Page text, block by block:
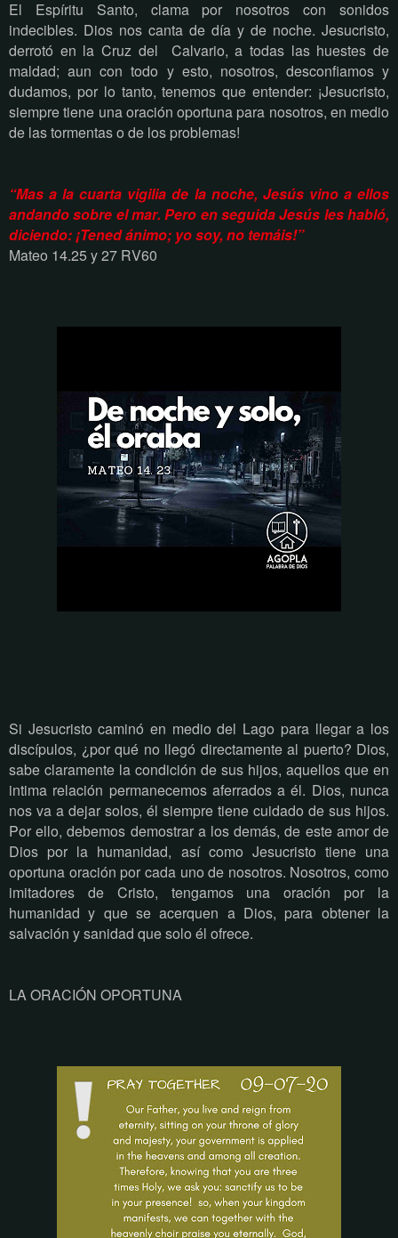
El Espíritu Santo, clama por nosotros con sonidos
indecibles. Dios nos canta de día y de noche. Jesucristo,
derrotó en la Cruz del
Calvario, a todas las huestes de
maldad; aun con todo y esto, nosotros, desconfiamos y
dudamos, por lo tanto, tenemos que entender: ¡Jesucristo,
siempre tiene una oración oportuna para nosotros, en medio
de las tormentas o de los problemas!
“Mas a la cuarta vigilia de la noche, Jesús vino a ellos
andando sobre el mar. Pero en seguida Jesús les habló,
diciendo:¡Tened ánimo; yo soy, no temáis!”
Mateo 14.25 y 27 RV60
Si Jesucristo caminó en medio del Lago para llegar a los
discípulos, ¿por qué no llegó directamente al puerto? Dios,
sabe claramente la condición de sus hijos, aquellos que en
intima relación permanecemos aferrados a él. Dios, nunca
nos va a dejar solos, él siempre tiene cuidado de sus hijos.
Por ello, debemos demostrar a los demás, de este amor de
Dios por la humanidad, así como Jesucristo tiene una
oportuna oración por cada uno de nosotros. Nosotros, como
imitadores de Cristo, tengamos una oración por la
humanidad y que se acerquen a Dios, para obtener la
salvación y sanidad que solo él ofrece.
LA ORACIÓN OPORTUNA